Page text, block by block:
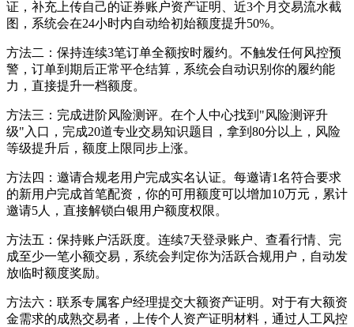
证，补充上传自己的证券账户资产证明、近3个月交易流水截
图，系统会在24小时内自动给初始额度提升50%。
方法二：保持连续3笔订单全额按时履约。不触发任何风控预
警，订单到期后正常平仓结算，系统会自动识别你的履约能
力，直接提升一档额度。
方法三：完成进阶风险测评。在个人中心找到"风险测评升
级"入口，完成20道专业交易知识题目，拿到80分以上，风险
等级提升后，额度上限同步上涨。
方法四：邀请合规老用户完成实名认证。每邀请1名符合要求
的新用户完成首笔配资，你的可用额度可以增加10万元，累计
邀请5人，直接解锁白银用户额度权限。
方法五：保持账户活跃度。连续7天登录账户、查看行情、完
成至少一笔小额交易，系统会判定你为活跃合规用户，自动发
放临时额度奖励。
方法六：联系专属客户经理提交大额资产证明。对于有大额资
金需求的成熟交易者，上传个人资产证明材料，通过人工风控